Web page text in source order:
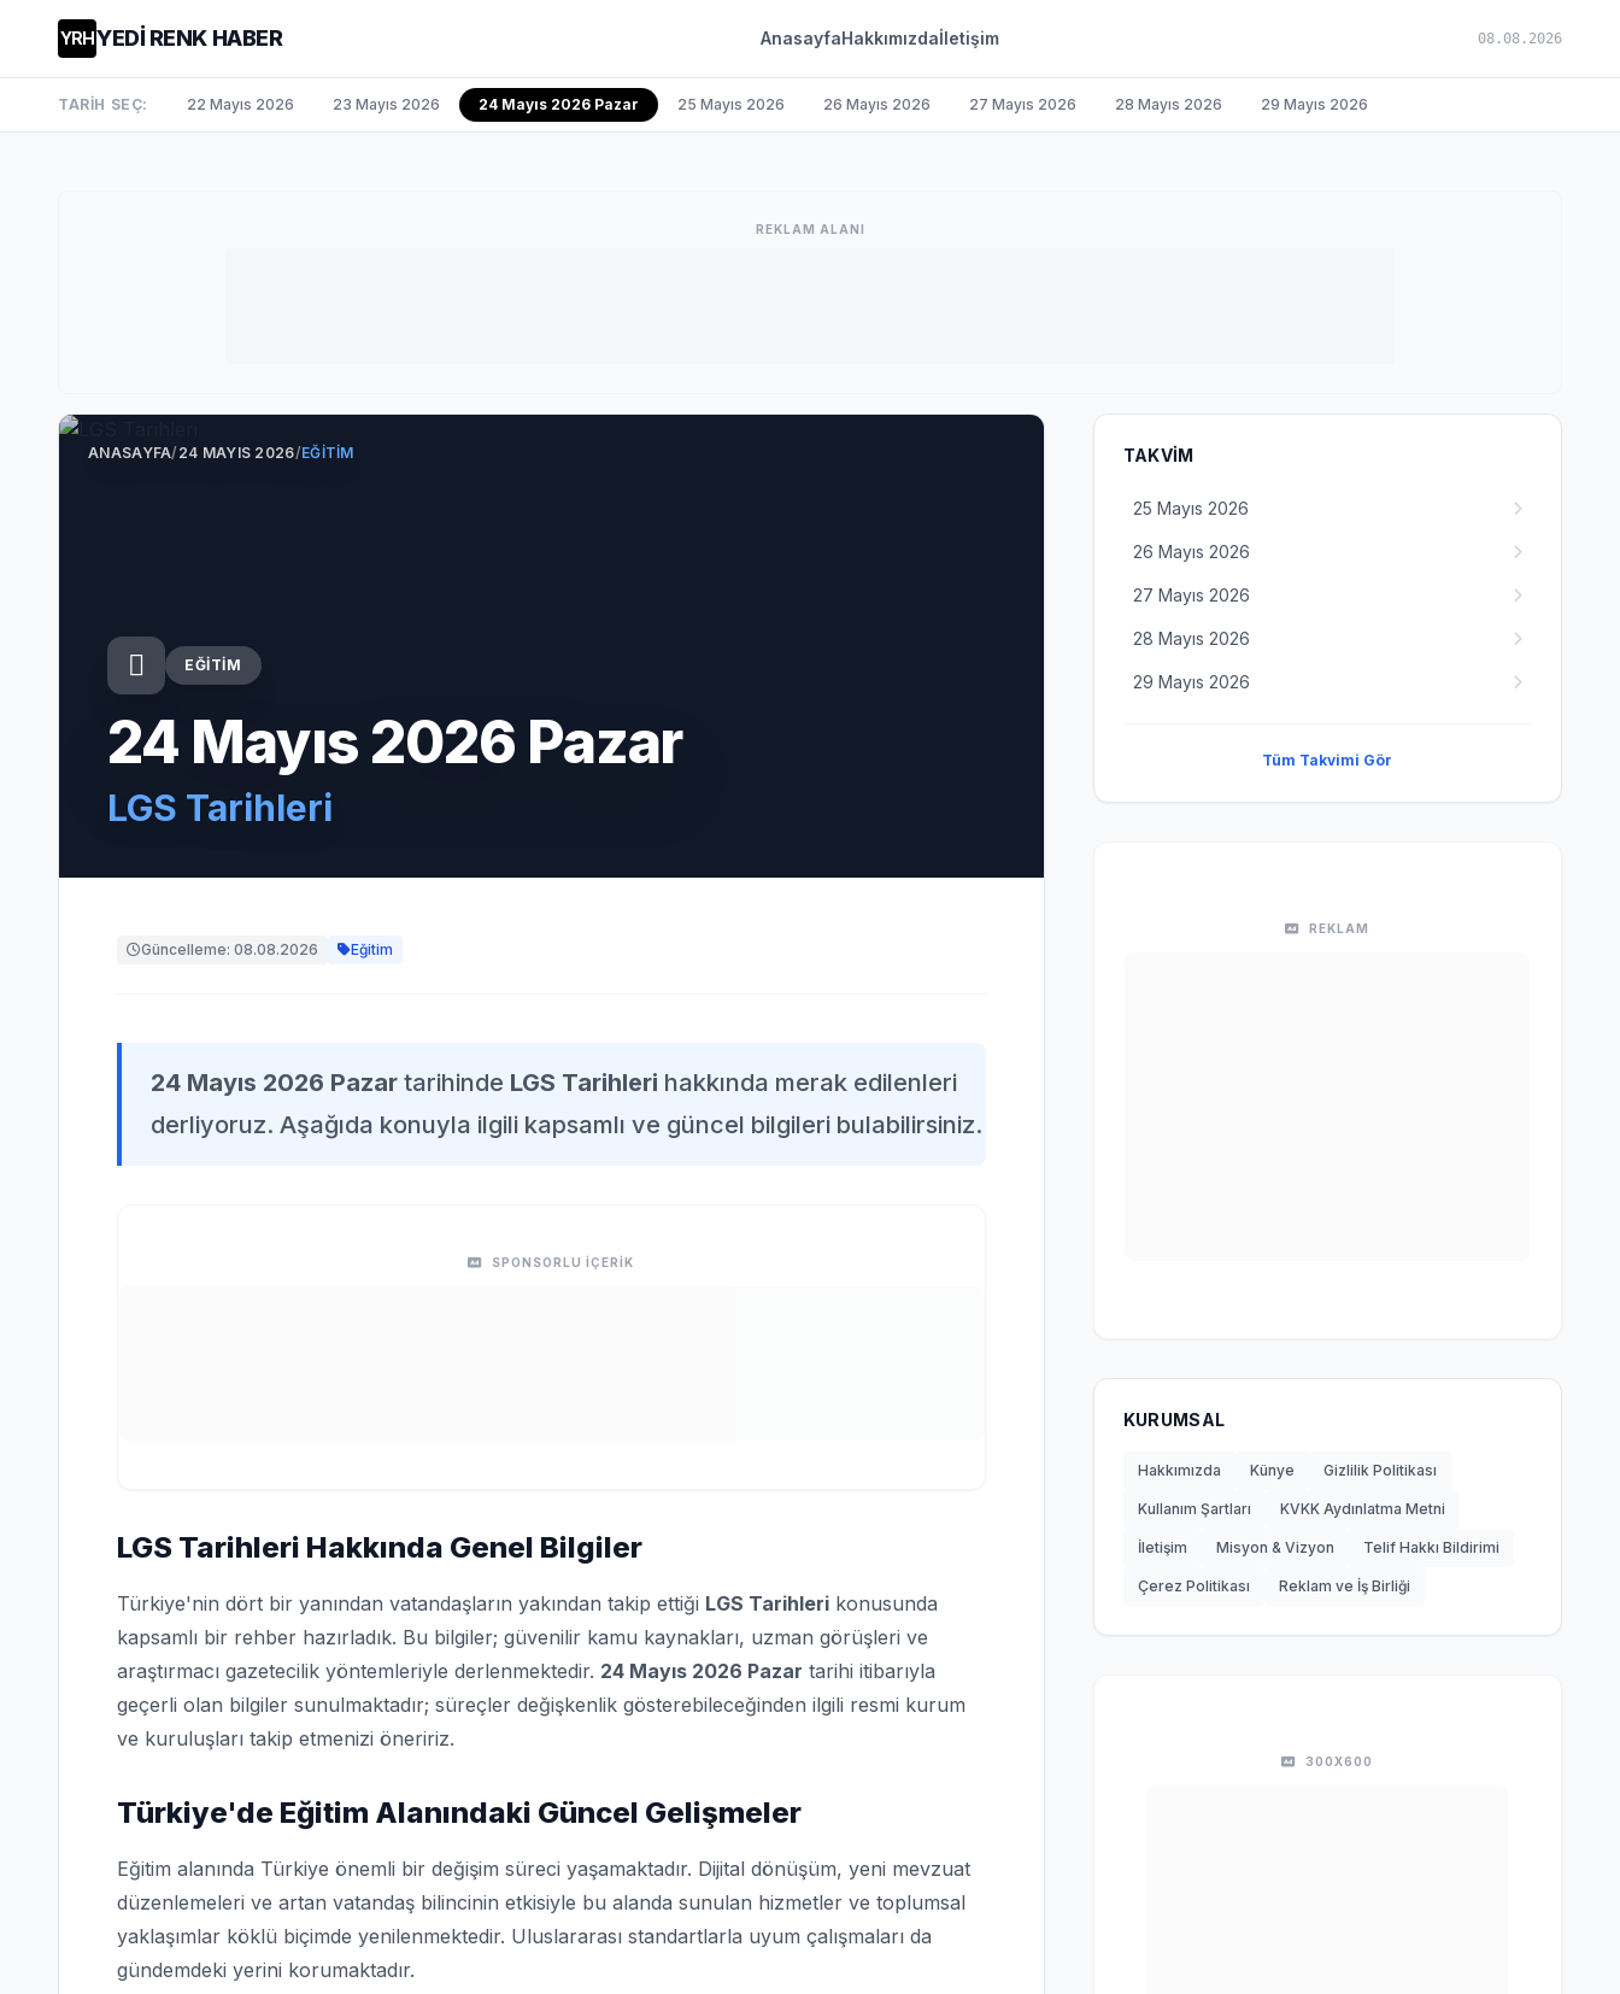
YRHYEDİ RENK HABER AnasayfaHakkımızdaİletişim 08.08.2026
TARİH SEÇ: 22 Mayıs 2026 23 Mayıs 2026 24 Mayıs 2026 Pazar 25 Mayıs 2026 26 Mayıs 2026 27 Mayıs 2026 28 Mayıs 2026 29 Mayıs 2026
REKLAM ALANI
ANASAYFA/24 MAYIS 2026/EĞITIM
EĞITIM
24 Mayıs 2026 Pazar
LGS Tarihleri
Güncelleme: 08.08.2026 Eğitim
24 Mayıs 2026 Pazar tarihinde LGS Tarihleri hakkında merak edilenleri
derliyoruz. Aşağıda konuyla ilgili kapsamlı ve güncel bilgileri bulabilirsiniz.
SPONSORLU İÇERİK
LGS Tarihleri Hakkında Genel Bilgiler
Türkiye'nin dört bir yanından vatandaşların yakından takip ettiği LGS Tarihleri konusunda
kapsamlı bir rehber hazırladık. Bu bilgiler; güvenilir kamu kaynakları, uzman görüşleri ve
araştırmacı gazetecilik yöntemleriyle derlenmektedir. 24 Mayıs 2026 Pazar tarihi itibarıyla
geçerli olan bilgiler sunulmaktadır; süreçler değişkenlik gösterebileceğinden ilgili resmi kurum
ve kuruluşları takip etmenizi öneririz.
Türkiye'de Eğitim Alanındaki Güncel Gelişmeler
Eğitim alanında Türkiye önemli bir değişim süreci yaşamaktadır. Dijital dönüşüm, yeni mevzuat
düzenlemeleri ve artan vatandaş bilincinin etkisiyle bu alanda sunulan hizmetler ve toplumsal
yaklaşımlar köklü biçimde yenilenmektedir. Uluslararası standartlarla uyum çalışmaları da
gündemdeki yerini korumaktadır.
TAKVIM
25 Mayıs 2026
26 Mayıs 2026
27 Mayıs 2026
28 Mayıs 2026
29 Mayıs 2026
Tüm Takvimi Gör
REKLAM
KURUMSAL
Hakkımızda Künye Gizlilik Politikası
Kullanım Şartları KVKK Aydınlatma Metni
İletişim Misyon & Vizyon Telif Hakkı Bildirimi
Çerez Politikası Reklam ve İş Birliği
300X600